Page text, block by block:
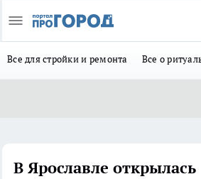
Все для стройки и ремонта Все о
В Ярославле открылась